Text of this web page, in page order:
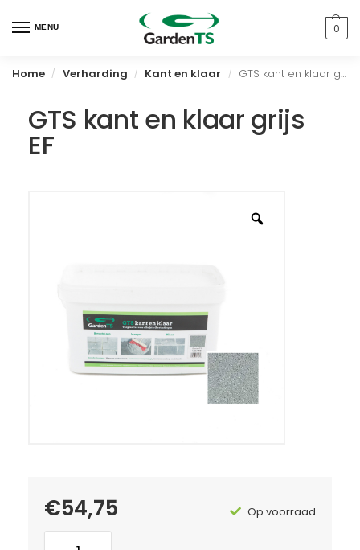
MENU 0
Home / Verharding / Kant en klaar / GTS kant en klaar grijs EF
GTS kant en klaar grijs
EF
€54,75 Op voorraad